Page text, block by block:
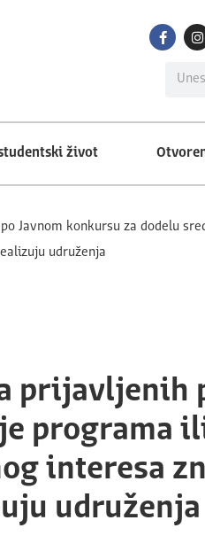
život
Javnom konkursu za dodelu
udruženja
programa
interesa
udruženja